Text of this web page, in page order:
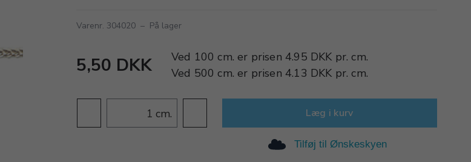
Varenr. 304020 – På lager
5,50 DKK Ved 100 cm. er prisen 4.95 DKK pr.cm.
Ved 500 cm. er prisen 4.13 DKK pr.cm.
cm. Læg i kurv
Tilføj til Ønskeskyen